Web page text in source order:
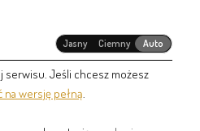
Jasny Ciemny Auto
serwisu. Jeśli chcesz możesz
na wersję pełną